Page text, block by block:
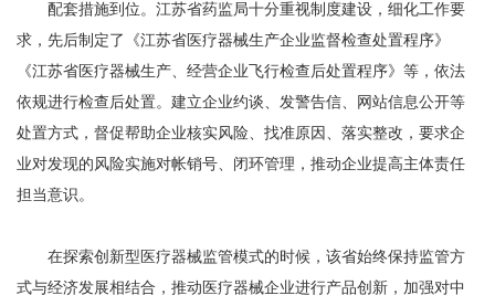
配套措施到位。江苏省药监局十分重视制度建设，细化工作要
求，先后制定了《江苏省医疗器械生产企业监督检查处置程序》
《江苏省医疗器械生产、经营企业飞行检查后处置程序》等，依法
依规进行检查后处置。建立企业约谈、发警告信、网站信息公开等
处置方式，督促帮助企业核实风险、找准原因、落实整改，要求企
业对发现的风险实施对帐销号、闭环管理，推动企业提高主体责任
担当意识。
在探索创新型医疗器械监管模式的时候，该省始终保持监管方
式与经济发展相结合，推动医疗器械企业进行产品创新，加强对中